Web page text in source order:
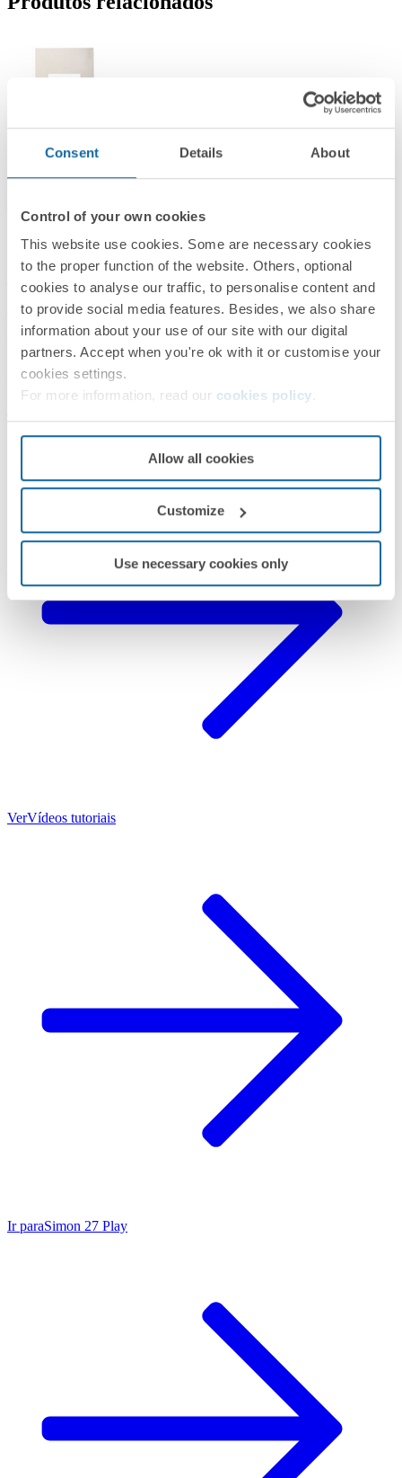
Consent Details About
Control of your own cookies
This website use cookies. Some are necessary cookies
to the proper function of the website. Others, optional
cookies to analyse our traffic, to personalise content and
to provide social media features. Besides, we also share
information about your use of our site with our digital
partners. Accept when you're ok with it or customise your
cookies settings.
For more information, read our cookies policy
Allow all cookies
Customize
Use necessary cookies only
Simon 27 Play
PRÓXIMAS ETAPAS
Surgiu alguma dúvida?
VerVídeos tutoriais
Ir paraSimon 27 Play